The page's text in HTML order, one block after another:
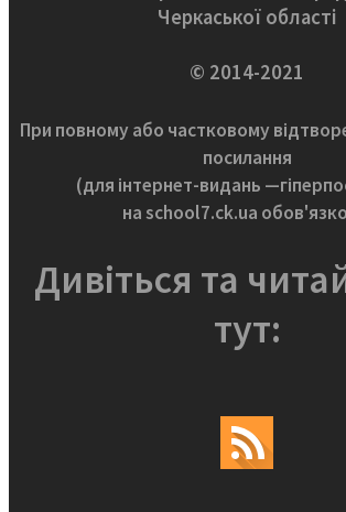
Черкаської області
© 2014-2021
При повному або частковому
посилання
(для інтернет-видань
на school7.ck.ua
Дивіться та
тут: